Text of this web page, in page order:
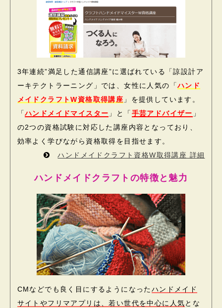
3年連続”満足した通信講座”に選ばれている「諒設計ア
ーキテクトラーニング」では、女性に人気の「ハンド
メイドクラフトW資格取得講座 」を提供しています。
「ハンドメイドマイスター 」と「 手芸アドバイザー 」
の2つの資格試験に対応した講座内容となっており、
効率よく学びながら資格取得を目指せます。
ハンドメイドクラフト資格W取得講座 詳細
ハンドメイドクラフトの特徴と魅力
CMなどでも良く目にするようになったハンドメイド
サイトやフリマアプリは、若い世代を中心に人気とな